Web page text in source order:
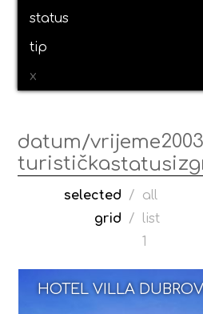
status
tip
x
datum/vrijeme2003
turističkastatus
selected /
all
grid
/
list
1
HOTEL VILLA